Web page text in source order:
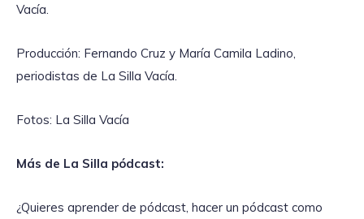
Vacía.
Producción: Fernando Cruz y María Camila Ladino,
periodistas de La Silla Vacía.
Fotos: La Silla Vacía
Más de La Silla pódcast:
¿Quieres aprender de pódcast, hacer un pódcast como